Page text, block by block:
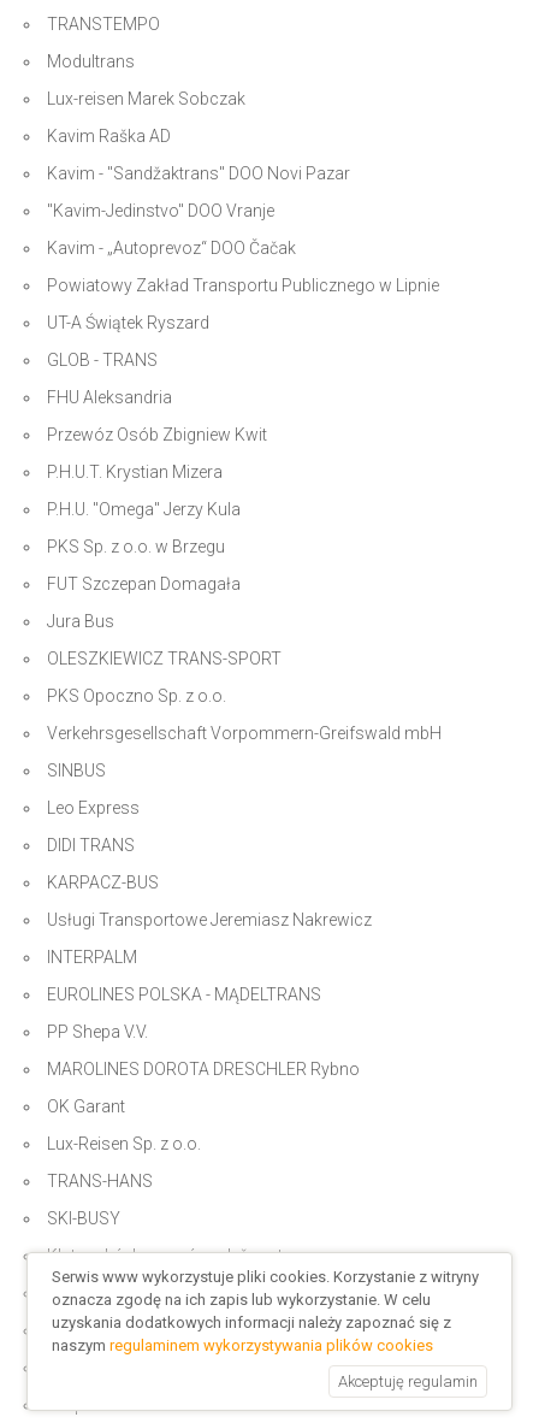
TRANSTEMPO
Modultrans
Lux-reisen Marek Sobczak
Kavim Raška AD
Kavim - "Sandžaktrans" DOO Novi Pazar
"Kavim-Jedinstvo" DOO Vranje
Kavim - „Autoprevoz“ DOO Čačak
Powiatowy Zakład Transportu Publicznego w Lipnie
UT-A Świątek Ryszard
GLOB - TRANS
FHU Aleksandria
Przewóz Osób Zbigniew Kwit
P.H.U.T. Krystian Mizera
P.H.U. "Omega" Jerzy Kula
PKS Sp. z o.o. w Brzegu
FUT Szczepan Domagała
Jura Bus
OLESZKIEWICZ TRANS-SPORT
PKS Opoczno Sp. z o.o.
Verkehrsgesellschaft Vorpommern-Greifswald mbH
SINBUS
Leo Express
DIDI TRANS
KARPACZ-BUS
Usługi Transportowe Jeremiasz Nakrewicz
INTERPALM
EUROLINES POLSKA - MĄDELTRANS
PP Shepa V.V.
MAROLINES DOROTA DRESCHLER Rybno
OK Garant
Lux-Reisen Sp. z o.o.
TRANS-HANS
SKI-BUSY
Klatovská dopravní společnost
PKS Elbląg Sp. z o.o. oddział
Milla Spółdzielnia w Lesznie
Serwis www wykorzystuje pliki cookies. Korzystanie z witryny
oznacza zgodę na ich zapis lub wykorzystanie. W celu
uzyskania dodatkowych informacji należy zapoznać się z
naszymregulaminem wykorzystywania plików cookies
Akceptuję regulamin